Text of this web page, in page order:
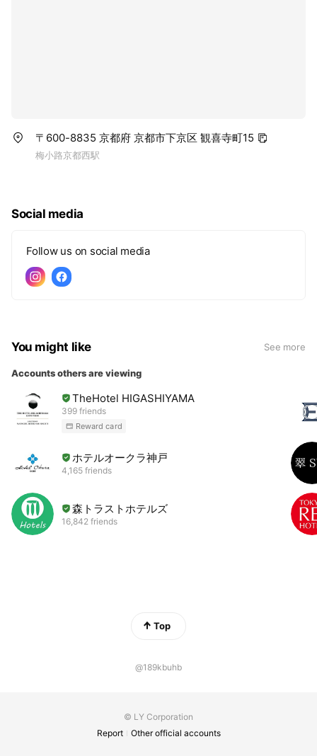
〒600-8835 京都府 京都市下京区 観喜寺町15
梅小路京都西駅
Social media
Follow us on social media
You might like See more
Accounts others are viewing
TheHotel HIGASHIYAMA
399 friends
Reward card
ホテルオークラ神戸
4,165 friends
森トラストホテルズ
16,842 friends
Top
@189kbuhb
© LY Corporation
Report
Other official accounts